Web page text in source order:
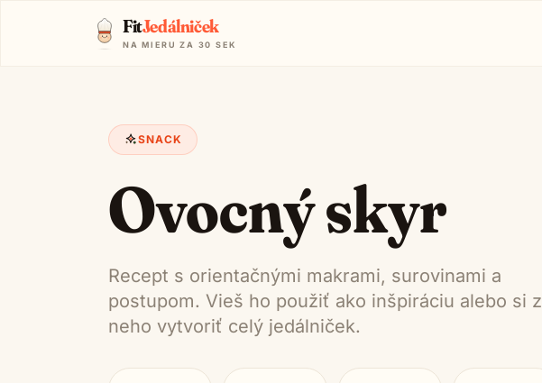
FitJedálniček
NA MIERU ZA 30 SEK
SNACK
Ovocný skyr
Recept s orientačnými makrami, surovinami a
postupom. Vieš ho použiť ako inšpiráciu alebo si z
neho vytvoriť celý jedálniček.